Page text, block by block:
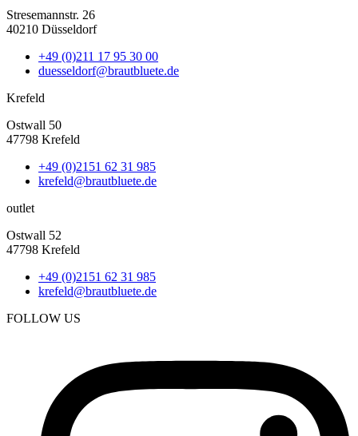
Stresemannstr. 26
40210 Düsseldorf
+49 (0)211 17 95 30 00
duesseldorf@brautbluete.de
Krefeld
Ostwall 50
47798 Krefeld
+49 (0)2151 62 31 985
krefeld@brautbluete.de
outlet
Ostwall 52
47798 Krefeld
+49 (0)2151 62 31 985
krefeld@brautbluete.de
FOLLOW US